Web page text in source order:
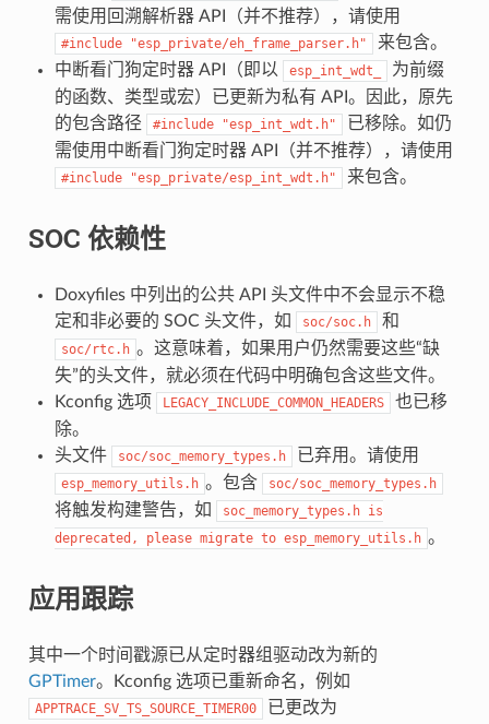
需使用回溯解析器 API（并不推荐），请使用
#include "esp_private/eh_frame_parser.h"
来包含。
中断看门狗定时器 API（即以
esp_int_wdt_
为前缀
的函数、类型或宏）已更新为私有 API。因此，原先
的包含路径
#include "esp_int_wdt.h"
已移除。如仍
需使用中断看门狗定时器 API（并不推荐），请使用
#include "esp_private/esp_int_wdt.h" 来包含。
SOC 依赖性
Doxyfiles 中列出的公共 API 头文件中不会显示不稳
定和非必要的 SOC 头文件，如
soc/soc.h 和
soc/rtc.h 。这意味着，如果用户仍然需要这些“缺
失”的头文件，就必须在代码中明确包含这些文件。
Kconfig 选项
LEGACY_INCLUDE_COMMON_HEADERS
也已移
除。
头文件
soc/soc_memory_types.h 已弃用。请使用
esp_memory_utils.h 。包含 soc/soc_memory_types.h
将触发构建警告，如 soc_memory_types.h is
deprecated,
please migrate to esp_memory_utils.h 。
应用跟踪
其中一个时间戳源已从定时器组驱动改为新的
GPTimer。Kconfig 选项已重新命名，例如
APPTRACE_SV_TS_SOURCE_TIMER00 已更改为